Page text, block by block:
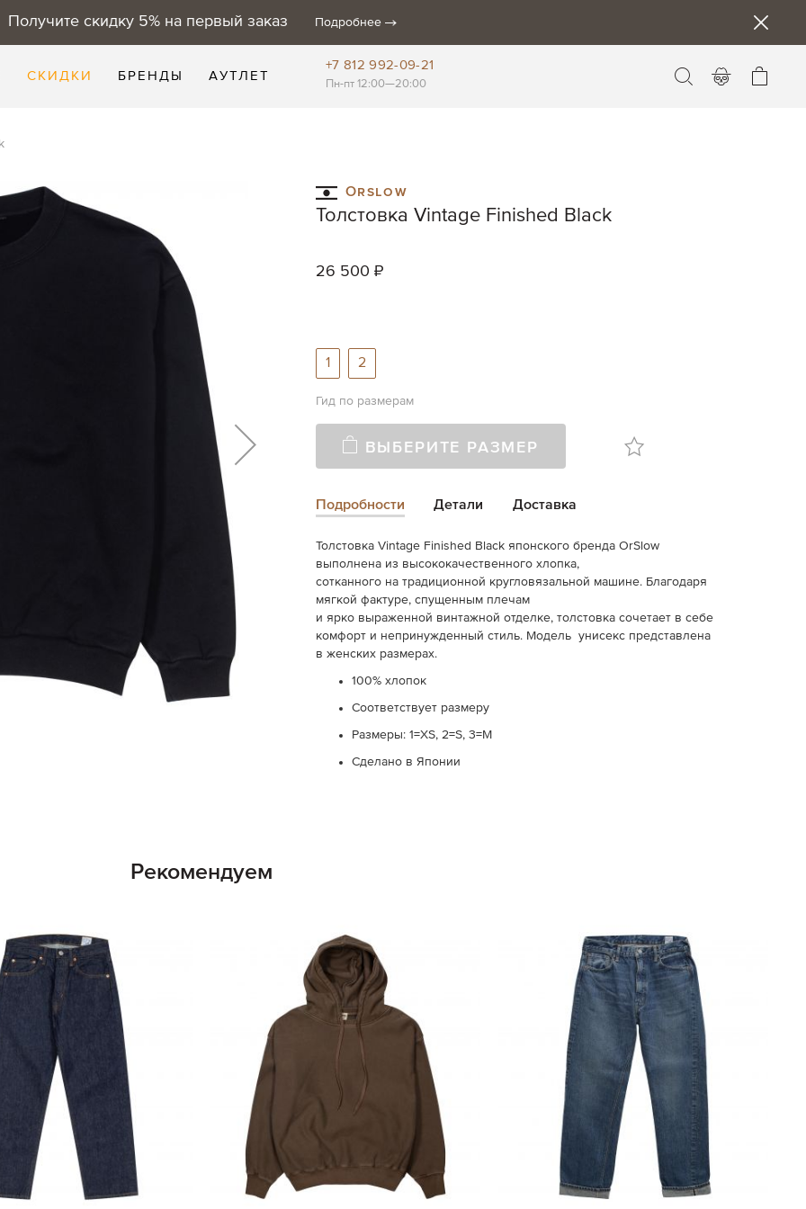
Получите скидку 5% на первый заказ Подробнее
СКИДКИ БРЕНДЫ АУТЛЕТ
+7 812 992-09-21
Пн-пт 12:00—20:00
Orslow
Толстовка Vintage Finished Black
26 500 ₽
1 2
Гид по размерам
ВЫБЕРИТЕ РАЗМЕР
Подробности
Толстовка Vintage Finished Black японского бренда OrSlow
выполнена из высококачественного хлопка,
сотканного натрадиционной кругловязальной машине. Благодаря
мягкой фактуре, спущенным плечам
и ярко выраженной винтажной отделке, толстовка сочетаетв себе
комфорт и непринужденный стиль. Модель унисекс представлена
в женских размерах.
100% хлопок
Соответствует размеру
Размеры: 1=XS, 2=S, 3=M
Сделано в Японии
Детали Доставка
Рекомендуем